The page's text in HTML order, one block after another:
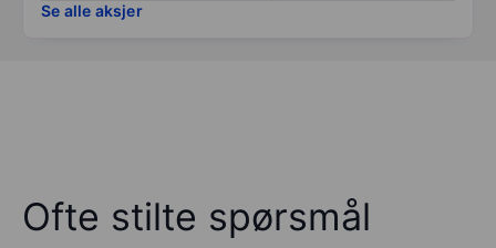
Se alle aksjer
Ofte stilte spørsmål